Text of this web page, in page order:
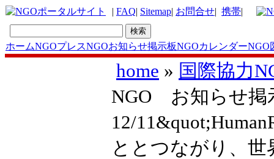
| FAQ| Sitemap| お問合せ| 携帯|
ホームNGOプレスNGOお知らせ掲示板NGOカレンダーNGO
home » 国際協力
NGO お知らせ掲
12/
ととつながり、